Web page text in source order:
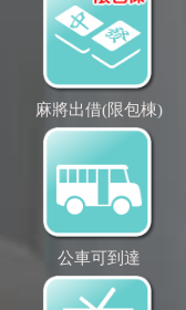
麻將出借(限包棟)
公車可到達